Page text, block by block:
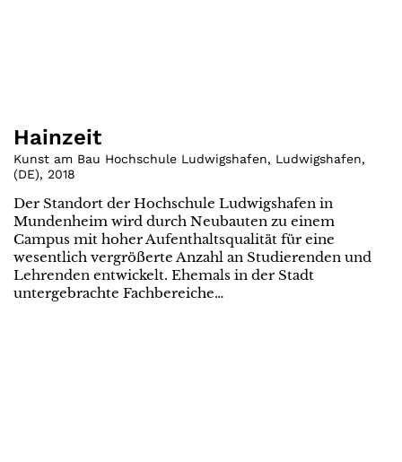
Hainzeit
Kunst am Bau Hochschule Ludwigshafen, Ludwigshafen,
(DE), 2018
Der Standort der Hochschule Ludwigshafen in
Mundenheim wird durch Neubauten zu einem
Campus mit hoher Aufenthaltsqualität für eine
wesentlich vergrößerte Anzahl an Studierenden und
Lehrenden entwickelt. Ehemals in der Stadt
untergebrachte Fachbereiche…